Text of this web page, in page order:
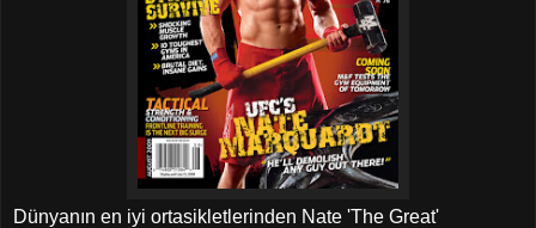
Dünyanın en iyi ortasikletlerinden Nate 'The Great'